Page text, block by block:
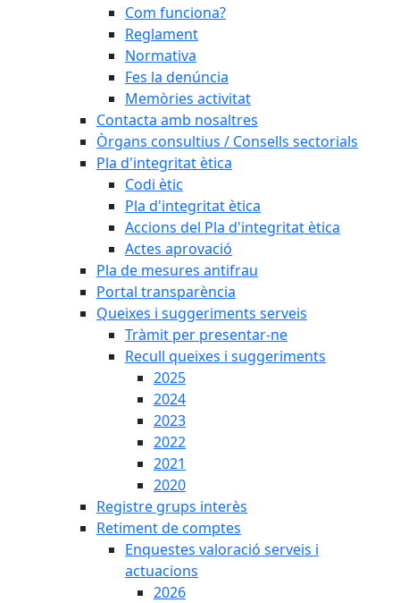
Com funciona?
Reglament
Normativa
Fes la denúncia
Memòries activitat
Contacta amb nosaltres
Òrgans consultius / Consells sectorials
Pla d'integritat ètica
Codi ètic
Pla d'integritat ètica
Accions del Pla d'integritat ètica
Actes aprovació
Pla de mesures antifrau
Portal transparència
Queixes i suggeriments serveis
Tràmit per presentar-ne
Recull queixes i suggeriments
2025
2024
2023
2022
2021
2020
Registre grups interès
Retiment de comptes
Enquestes valoració serveis i
actuacions
2026